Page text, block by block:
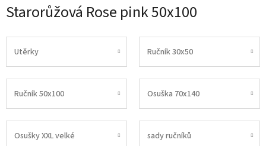
Starorůžová Rose pink 50x100
Utěrky Ručník 30x50
Ručník 50x100 Osuška 70x140
Osušky XXL velké sady ručníků